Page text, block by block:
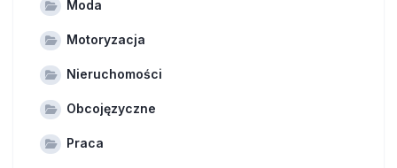
Moda
Motoryzacja
Nieruchomości
Obcojęzyczne
Praca